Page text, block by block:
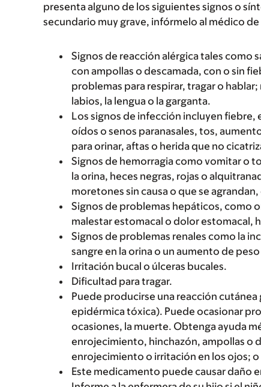
presenta alguno de los siguientes signos o
secundario muy grave, infórmelo al médico
Signos de reacción alérgica tales como
con ampollas o descamada, con o sin
problemas para respirar, tragar o
labios, la lengua o la garganta.
Los signos de infección incluyen
oídos o senos paranasales, tos,
para orinar, aftas o herida que no
Signos de hemorragia como vomitar o
la orina, heces negras, rojas o
moretones sin causa o que se
Signos de problemas hepáticos, como
malestar estomacal o dolor estomacal,
Signos de problemas renales como la
sangre en la orina o un aumento de
Irritación bucal o úlceras bucales.
Dificultad para tragar.
Puede producirse una reacción
epidérmica tóxica). Puede ocasionar
ocasiones, la muerte. Obtenga ayuda
enrojecimiento, hinchazón, ampollas o
enrojecimiento o irritación en los ojos; o
Este medicamento puede causar daño